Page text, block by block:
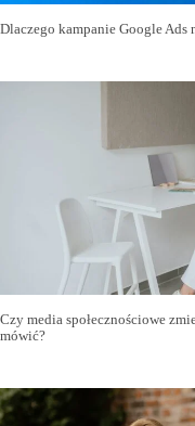
Dlaczego kampanie Google Ads
Czy media społecznościowe
mówić?